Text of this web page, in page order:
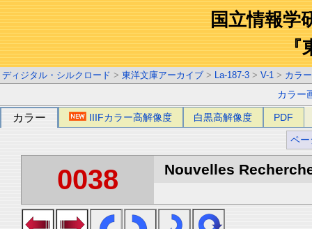
国立情報学
『
ディジタル・シルクロード > 東洋文庫アーカイブ > La-187-3 > V-1 > カラ
カラー
カラー IIIFカラー高解像度 白黒高解像度 PDF
ペー
0038 Nouvelles